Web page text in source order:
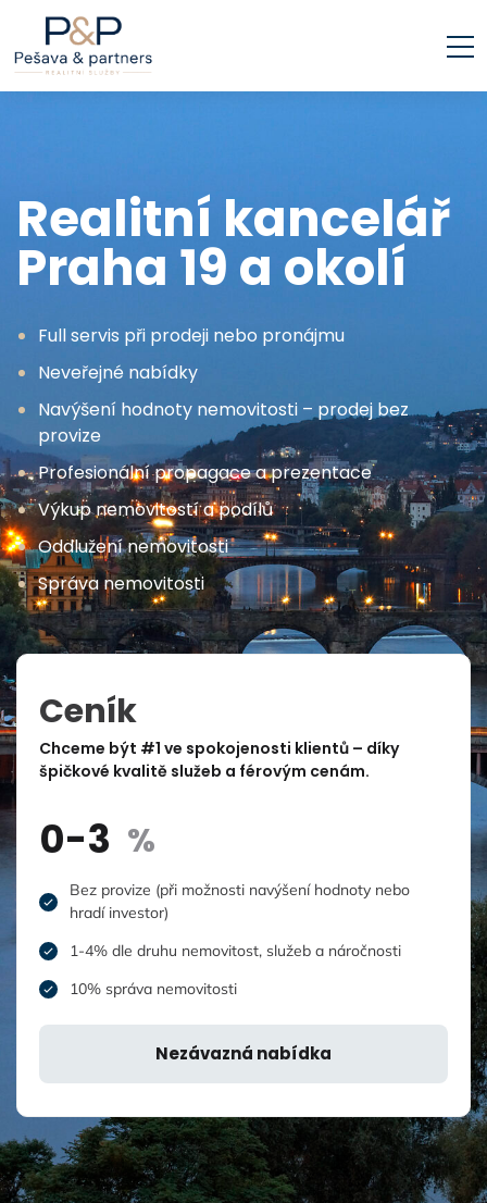
Realitní kancelář
Praha 19 a okolí
Full servis při prodeji nebo pronájmu
Neveřejné nabídky
Navýšení hodnoty nemovitosti – prodej bez
provize
Profesionální propagace a prezentace
Výkup nemovitostí a podílů
Oddlužení nemovitosti
Správa nemovitosti
Ceník
Chceme být #1 ve spokojenosti klientů – díky
špičkové kvalitě služeb a férovým cenám.
0-3 %
Bez provize (při možnosti navýšení hodnoty nebo
hradí investor)
1-4% dle druhu nemovitost, služeb a náročnosti
10% správa nemovitosti
Nezávazná nabídka